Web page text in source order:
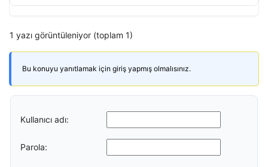
1 yazı görüntüleniyor (toplam 1)
Bu konuyu yanıtlamak için giriş yapmış olmalısınız.
Kullanıcı adı:
Parola: